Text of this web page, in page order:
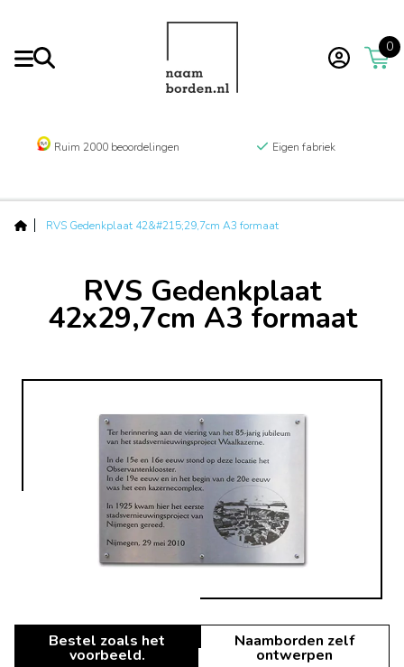
0
Ruim 2000 beoordelingen Eigen fabriek
RVS Gedenkplaat 42&#215;29,7cm A3 formaat
RVS Gedenkplaat
42x29,7cm A3 formaat
Bestel zoals het
voorbeeld.
Naamborden zelf
ontwerpen